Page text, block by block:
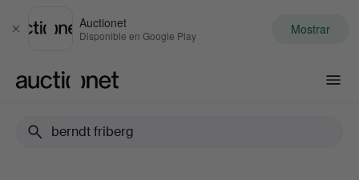
Cerrar
Auctionet
Disponible en Google Play Mostrar